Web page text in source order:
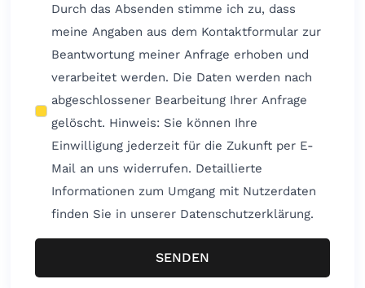
Durch das Absenden stimme ich zu, dass
meine Angaben aus dem Kontaktformular zur
Beantwortung meiner Anfrage erhoben und
verarbeitet werden. Die Daten werden nach
abgeschlossener Bearbeitung Ihrer Anfrage
gelöscht. Hinweis: Sie können Ihre
Einwilligung jederzeit für die Zukunft per E-
Mail an uns widerrufen. Detaillierte
Informationen zum Umgang mit Nutzerdaten
finden Sie in unserer Datenschutzerklärung.
SENDEN